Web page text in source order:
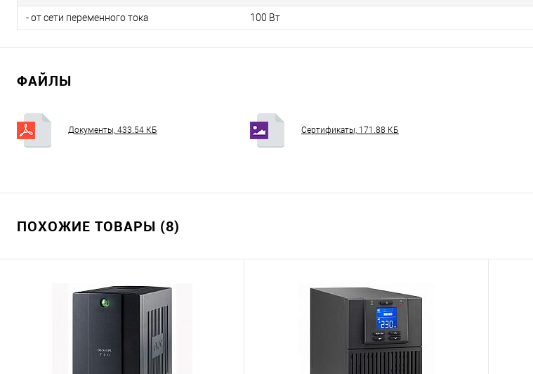
- от сети переменного тока 100 Вт
ФАЙЛЫ
Документы, 433.54 КБ Сертификаты, 171.88 КБ
ПОХОЖИЕ ТОВАРЫ (8)